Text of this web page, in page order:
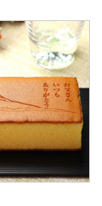
もらっ
失敗し